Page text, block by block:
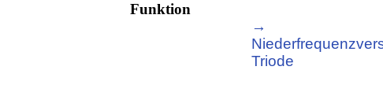
Funktion
→
Triode